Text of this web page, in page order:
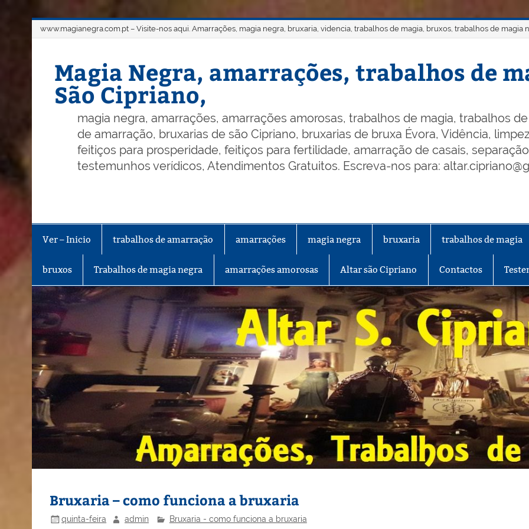
www.magianegra.com.pt – Visite-nos aqui. Amarrações, magia negra, bruxaria, videncia, trabalhos de magia, bruxos, trabalhos de magia
Magia Negra, amarrações, trabalhos de
São Cipriano,
magia negra, amarrações, amarrações amorosas, trabalhos de magia, trabalhos
de amarração, bruxarias de são Cipriano, bruxarias de bruxa Évora, Vidência,
feitiços para prosperidade, feitiços para fertilidade, amarração de casais,
testemunhos verídicos, Atendimentos Gratuitos. Escreva-nos para:
Ver – Inicio trabalhos de amarração amarrações magia negra bruxaria trabalhos de magia
bruxos Trabalhos de magia negra amarrações amorosas Altar são Cipriano Contactos
Bruxaria – como funciona a bruxaria
quinta-feira admin Bruxaria - como funciona a bruxaria